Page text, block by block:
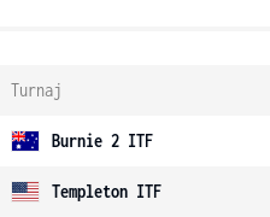
Turnaj
Burnie 2 ITF
Templeton ITF